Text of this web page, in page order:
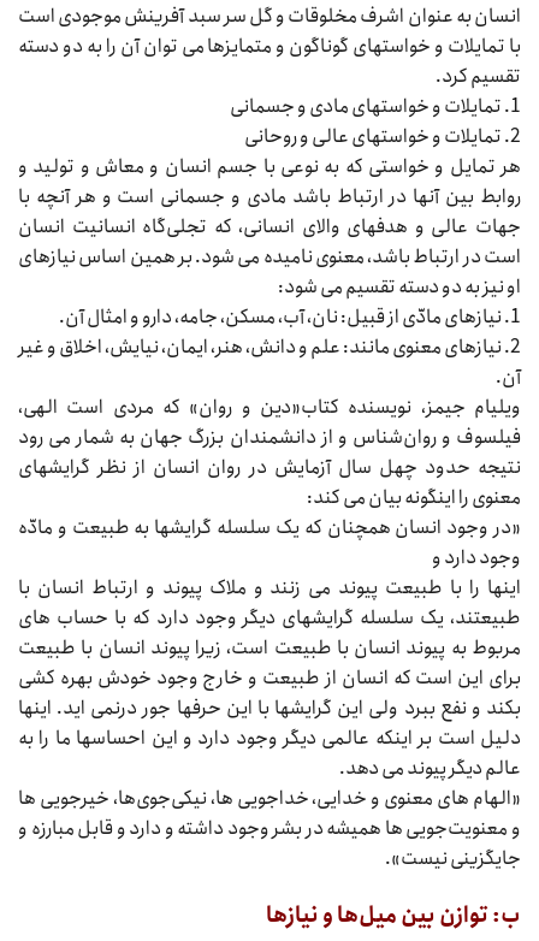
انسان به عنوان اشرف مخلوقات و گل سر سبد آفرینش موجودی است
با تمایلات و خواستهای گوناگون و متمایزها می‌‌‌ توان آن را به دو دسته
تقسیم کرد.
1. تمایلات و خواستهای مادی و جسمانی
2. تمایلات و خواستهای عالی و روحانی
هر تمایل و خواستی که به نوعی با جسم انسان و معاش و تولید و
روابط بین آنها در ارتباط باشد مادی و جسمانی است و هر آنچه با
جهات عالی و هدفهای والای انسانی، که تجلی‌گاه انسانیت انسان
است در ارتباط باشد، معنوی نامیده می‌‌‌ شود. بر همین اساس نیازهای
او نیز به دو دسته تقسیم می‌‌‌ شود:
1. نیازهای مادّی از قبیل: نان، آب، مسکن، جامه، دارو و امثال آن.
2. نیازهای معنوی مانند: علم و دانش، هنر، ایمان، نیایش، اخلاق و غیر
آن.
ویلیام جیمز، نویسنده کتاب«دین و روان» که مردی است الهی،
فیلسوف و روان‌شناس و از دانشمندان بزرگ جهان به شمار می‌‌‌ رود
نتیجه حدود چهل سال آزمایش در روان انسان از نظر گرایشهای
معنوی را اینگونه بیان می‌‌‌ کند:
«در وجود انسان همچنان که یک سلسله گرایشها به طبیعت و مادّه
وجود دارد و
اینها را با طبیعت پیوند می‌‌‌ زنند و ملاک پیوند و ارتباط انسان با
طبیعتند، یک سلسله گرایشهای دیگر وجود دارد که با حساب‌‌‌ های
مربوط به پیوند انسان با طبیعت است، زیرا پیوند انسان با طبیعت
برای این است که انسان از طبیعت و خارج وجود خودش بهره‌‌‌ کشی
بکند و نفع ببرد ولی این گرایشها با این حرفها جور درنمی‌‌‌ اید. اینها
دلیل است بر اینکه عالمی دیگر وجود دارد و این احساسها ما را به
عالم دیگر پیوند می‌‌‌ دهد.
«الهام‌‌‌ های معنوی و خدایی، خداجویی‌‌‌ ها، نیکی‌جوی‌ها، خیرجویی‌‌‌ ها
و معنویت‌جویی‌‌‌ ها همیشه در بشر وجود داشته و دارد و قابل مبارزه و
جایگزینی نیست».
ب: توازن بین میل‌ها و نیازها